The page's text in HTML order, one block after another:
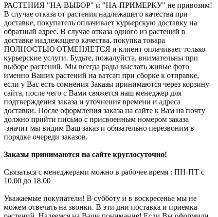
РАСТЕНИЯ "НА ВЫБОР" и "НА ПРИМЕРКУ" не привозим!
В случае отказа от растения надлежащего качества при
доставке, покупатель оплачивает курьерскую доставку на
обратный адрес. В случае отказа одного из растений в
доставке надлежащего качества, покупка товара
ПОЛНОСТЬЮ ОТМЕНЯЕТСЯ и клиент оплачивает только
курьерские услуги. Будьте, пожалуйста, внимательны при
выборе растений. Мы всегда рады выслать живые фото
именно Ваших растений на ватсап при сборке к отправке,
если у Вас есть сомнения Заказы принимаются через корзину
сайта, после чего с Вами свяжется наш менеджер для
подтверждения заказа и уточнения времени и адреса
доставки. После оформления заказа на сайте к Вам на почту
должно прийти письмо с присвоенным номером заказа
-значит мы видим Ваш заказ и обязательно перезвоним в
порядке очереди заказов.
Заказы принимаются на сайте круглосуточно!
Связаться с менеджерами можно в рабочее время : ПН-ПТ с
10.00 до 18.00
Уважаемые покупатели! В субботу и в воскресенье мы не
можем отвечать на звонки. В эти дни поставка и приемка